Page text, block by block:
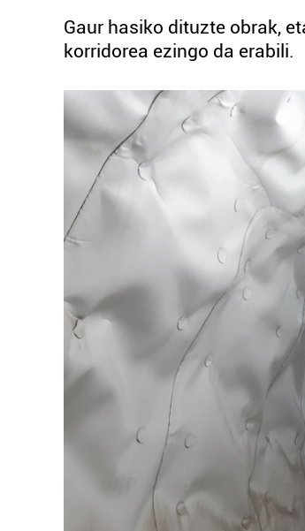
Gaur hasiko dituzte obrak,
korridorea ezingo da erabili.